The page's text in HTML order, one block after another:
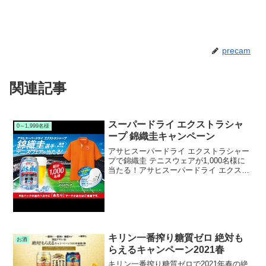
precam
関連記事
0～1,999名様
スーパードライ エクストラシャ
ープ 錦織圭キャンペーン
アサヒスーパードライ エクストラシャー
プで錦織圭 テニスウェアが1,000名様に
当たる！アサヒスーパードライ エクスト
お酒
キリン一番搾り糖質ゼロ 絶対も
らえるキャンペーン2021春
キリン一番搾り糖質ゼロで2021年春の絶